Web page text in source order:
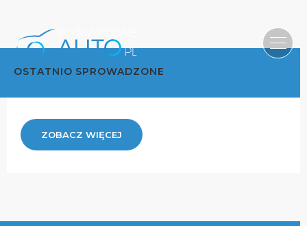
OSTATNIO SPROWADZONE
ZOBACZ WIĘCEJ